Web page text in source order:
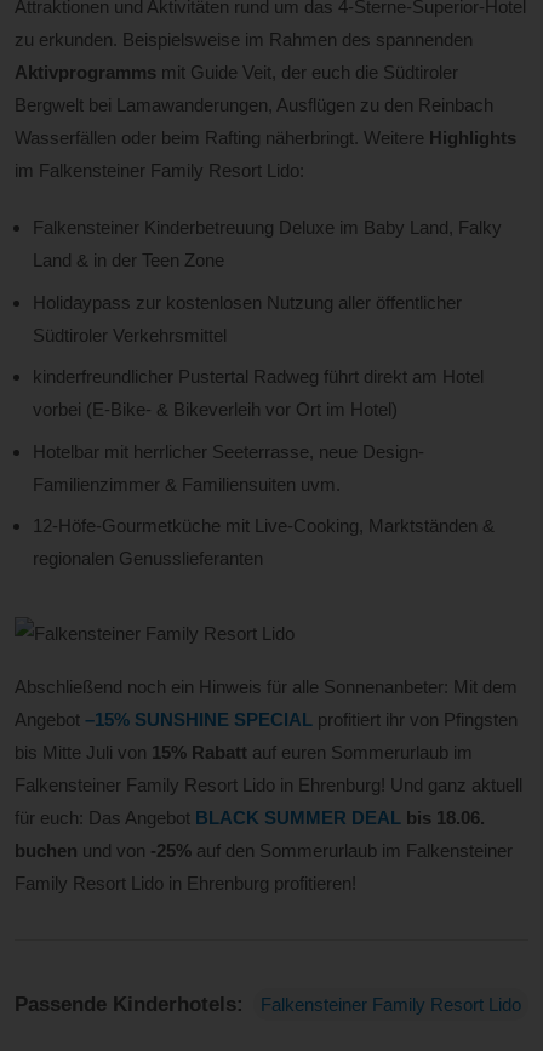
Attraktionen und Aktivitäten rund um das 4-Sterne-Superior-Hotel
zu erkunden. Beispielsweise im Rahmen des spannenden
Aktivprogramms mit Guide Veit, der euch die Südtiroler
Bergwelt bei Lamawanderungen, Ausflügen zu den Reinbach
Wasserfällen oder beim Rafting näherbringt. Weitere Highlights
im Falkensteiner Family Resort Lido:
Falkensteiner Kinderbetreuung Deluxe im Baby Land, Falky
Land & in der Teen Zone
Holidaypass zur kostenlosen Nutzung aller öffentlicher
Südtiroler Verkehrsmittel
kinderfreundlicher Pustertal Radweg führt direkt am Hotel
vorbei (E-Bike- & Bikeverleih vor Ort im Hotel)
Hotelbar mit herrlicher Seeterrasse, neue Design-
Familienzimmer & Familiensuiten uvm.
12-Höfe-Gourmetküche mit Live-Cooking, Marktständen &
regionalen Genusslieferanten
Abschließend noch ein Hinweis für alle Sonnenanbeter: Mit dem
Angebot –15% SUNSHINE SPECIAL profitiert ihr von Pfingsten
bis Mitte Juli von 15% Rabatt auf euren Sommerurlaub im
Falkensteiner Family Resort Lido in Ehrenburg! Und ganz aktuell
für euch: Das Angebot BLACK SUMMER DEAL bis 18.06.
buchen und von -25% auf den Sommerurlaub im Falkensteiner
Family Resort Lido in Ehrenburg profitieren!
Passende Kinderhotels: Falkensteiner Family Resort Lido